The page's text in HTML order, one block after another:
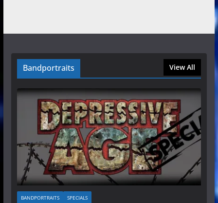
Bandportraits View All
BANDPORTRAITS SPECIALS